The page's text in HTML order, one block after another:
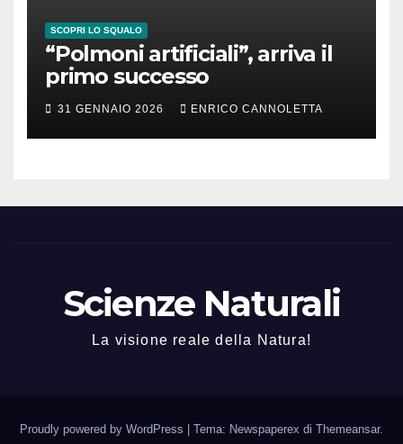
SCOPRI LO SQUALO
“Polmoni artificiali”, arriva il
primo successo
31 GENNAIO 2026 ENRICO CANNOLETTA
Scienze Naturali
La visione reale della Natura!
Proudly powered by WordPress Tema: Newspaperex di Themeansar.